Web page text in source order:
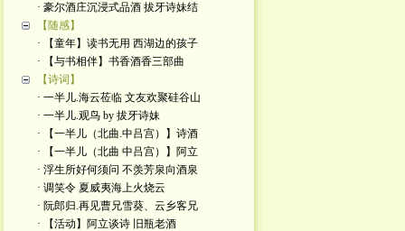
· 豪尔酒庄沉浸式品酒 拔牙诗妹结
【随感】
· 【童年】读书无用 西湖边的孩子
· 【与书相伴】书香酒香三部曲
【诗词】
· 一半儿.海云莅临 文友欢聚硅谷山
· 一半儿.观鸟 by 拔牙诗妹
· 【一半儿（北曲.中吕宫）】诗酒
· 【一半儿（北曲 中吕宫）】阿立
· 浮生所好何须问 不羡芳泉向酒泉
· 调笑令 夏威夷海上火烧云
· 阮郎归.再见曹兄雪葵、云乡客兄
· 【活动】阿立谈诗 旧瓶老酒